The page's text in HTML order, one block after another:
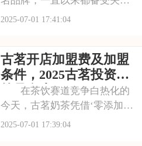
注。它以丰富的产品线和高性
班族，都是蜜雪冰城的忠实粉
丝。那么，加盟蜜雪冰城的费
用究竟是多少呢？下面
2025-07-01 17:41:04
古茗开店加盟费及加盟
条件，2025古茗投资预
算是多少
在茶饮赛道竞争白热化的
今天，古茗奶茶凭借‘零添加、
低糖健康’的差异化定位，深受
2025-07-01 17:39:04